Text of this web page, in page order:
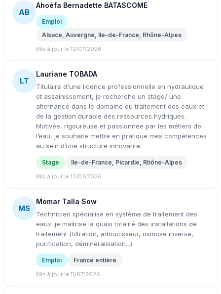
AB
Ahoéfa Bernadette BATASCOME
Emploi
Alsace, Auvergne, Ile-de-France, Rhône-Alpes
Mis à jour le 12/07/2026
LT
Lauriane TOBADA
Titulaire d'une licence professionnelle en hydraulique
et assainissement, je recherche un stage/ une
alternance dans le domaine du traitement des eaux et
de la gestion durable des ressources hydriques.
Motivée, rigoureuse et passionnée par les métiers de
l’eau, je souhaite mettre en pratique mes compétences
au sein d’une structure innovante.
Stage Ile-de-France, Picardie, Rhône-Alpes
Mis à jour le 12/07/2026
MS
Momar Talla Sow
Technicien spécialisé en système de traitement des
eaux. je maîtrise la quasi totalité des installations de
traitement (filtration, adoucisseur, osmose inverse,
purification, déminéralisation...)
Emploi France entière
Mis à jour le 11/07/2026